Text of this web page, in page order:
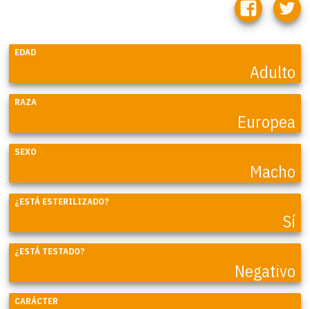
EDAD
Adulto
RAZA
Europea
SEXO
Macho
¿ESTÁ ESTERILIZADO?
Sí
¿ESTÁ TESTADO?
Negativo
CARÁCTER